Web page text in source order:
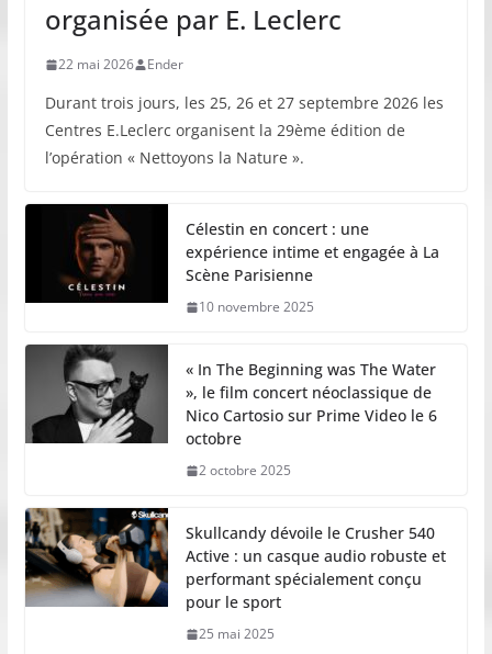
organisée par E. Leclerc
22 mai 2026 Ender
Durant trois jours, les 25, 26 et 27 septembre 2026 les
Centres E.Leclerc organisent la 29ème édition de
l’opération « Nettoyons la Nature ».
Célestin en concert : une
expérience intime et engagée à La
Scène Parisienne
10 novembre 2025
« In The Beginning was The Water
», le film concert néoclassique de
Nico Cartosio sur Prime Video le 6
octobre
2 octobre 2025
Skullcandy dévoile le Crusher 540
Active : un casque audio robuste et
performant spécialement conçu
pour le sport
25 mai 2025